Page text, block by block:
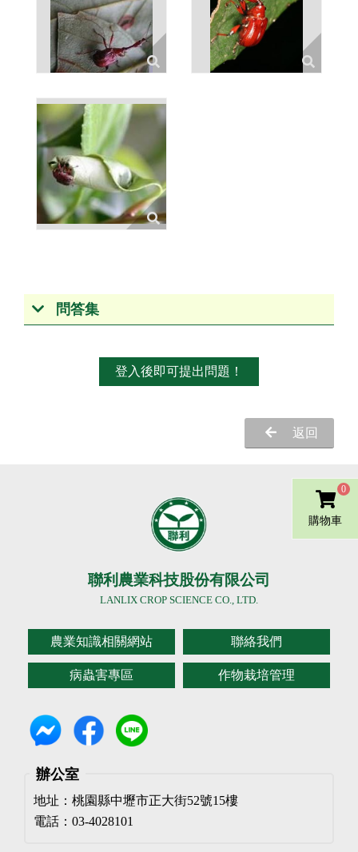
問答集
登入後即可提出問題！
返回
聯利農業科技股份有限公司
LANLIX CROP SCIENCE CO., LTD.
農業知識相關網站 聯絡我們
病蟲害專區 作物栽培管理
辦公室
地址：桃園縣中壢市正大街52號15樓
電話：03-4028101
0
購物車